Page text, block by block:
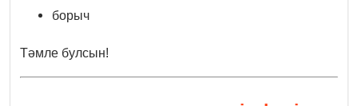
борыч
Тәмле булсын!